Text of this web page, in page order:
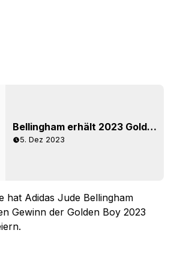
Bellingham erhält 2023 Golden Boy Next-Gen Adidas Predator Fußballschuhe
5. Dez 2023
hat Adidas Jude Bellingham
Gewinn der Golden Boy 2023